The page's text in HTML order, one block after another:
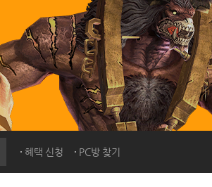
혜택 신청 PC방 찾기
이벤트
히스토리
PC방으로간다
신병훈련소
세부가이드
통합보급센터